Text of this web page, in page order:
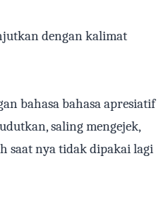
dengan kalimat
bahasa bahasa apresiatif
saling mengejek,
saat nya tidak dipakai lagi